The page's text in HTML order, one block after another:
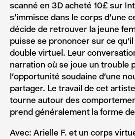
scanné en 3D acheté 10£ sur
s’immisce dans le corps d’une
décide de retrouver la jeune
puisse se prononcer sur ce
double virtuel. Leur
narration où se joue un trouble
l’opportunité soudaine d’une
partager. Le travail de cet
tourne autour des
prend généralement la forme
Avec: Arielle F. et un corps